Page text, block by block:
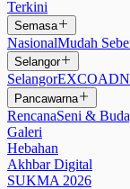
Terkini
Semasa
NasionalMudah
Selangor
SelangorEXCOADN
Pancawarna
RencanaSeni &
Galeri
Hebahan
Akhbar Digital
SUKMA 2026